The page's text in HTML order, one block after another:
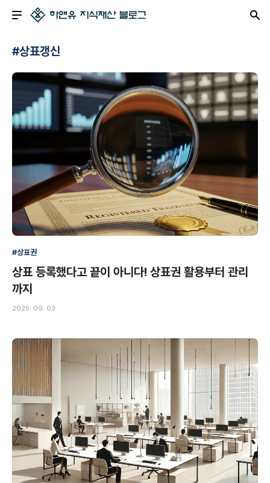
#상표갱신
#상표권
상표 등록했다고 끝이 아니다! 상표권 활용부터 관리
까지
2025. 09. 03